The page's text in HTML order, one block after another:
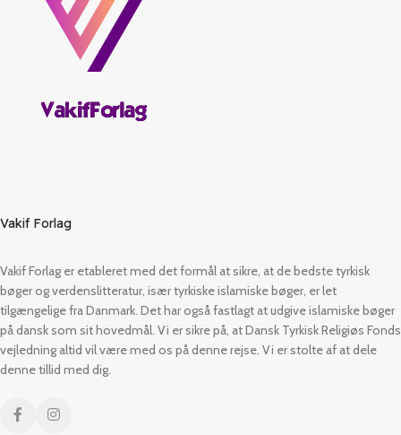
Vakif Forlag
Vakif Forlag er etableret med det formål at sikre, at de bedste tyrkisk
bøger og verdenslitteratur, især tyrkiske islamiske bøger, er let
tilgængelige fra Danmark. Det har også fastlagt at udgive islamiske bøger
på dansk som sit hovedmål. Vi er sikre på, at Dansk Tyrkisk Religiøs Fonds
vejledning altid vil være med os på denne rejse. Vi er stolte af at dele
denne tillid med dig.